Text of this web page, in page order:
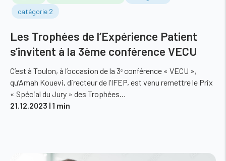
catégorie 2
Les Trophées de l’Expérience Patient
s’invitent à la 3ème conférence VECU
C’est à Toulon, à l’occasion de la 3ᵉ conférence « VECU »,
qu’Amah Kouevi, directeur de l’IFEP, est venu remettre le Prix
« Spécial du Jury » des Trophées…
21.12.2023 | 1 min